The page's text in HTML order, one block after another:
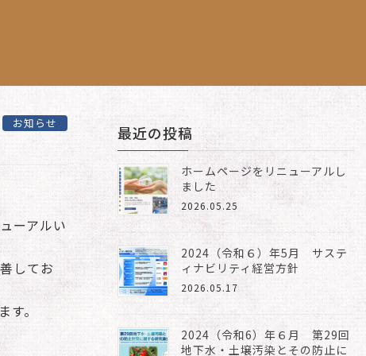
お知らせ
ーアルい
してお
。
最近の投稿
ホームページをリニューアルし
ました
2026.05.25
2024（令和６）年5月 サステ
ィナビリティ経営方針
2026.05.17
2024（令和6）年６月 第29回
地下水・土壌汚染とその防止に